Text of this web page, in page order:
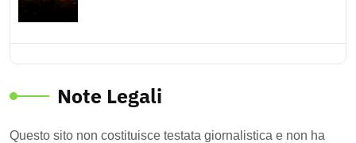
Note Legali
Questo sito non costituisce testata giornalistica e non ha